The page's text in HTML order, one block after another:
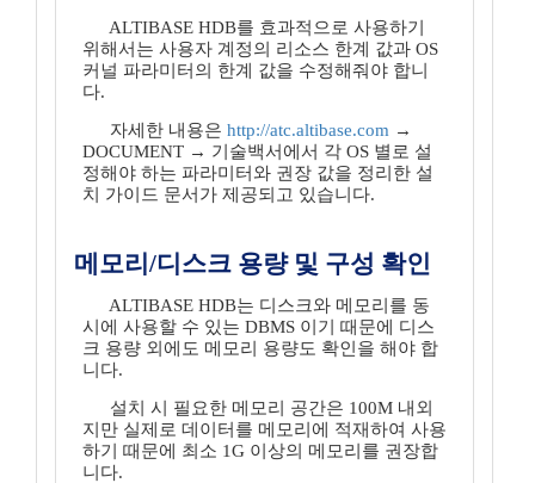
ALTIBASE HDB를 효과적으로 사용하기
위해서는 사용자 계정의 리소스 한계 값과 OS
커널 파라미터의 한계 값을 수정해줘야 합니
다.
자세한 내용은 http://atc.altibase.com →
DOCUMENT → 기술백서에서 각 OS 별로 설
정해야 하는 파라미터와 권장 값을 정리한 설
치 가이드 문서가 제공되고 있습니다.
메모리/디스크 용량 및 구성 확인
ALTIBASE HDB는 디스크와 메모리를 동
시에 사용할 수 있는 DBMS 이기 때문에 디스
크 용량 외에도 메모리 용량도 확인을 해야 합
니다.
설치 시 필요한 메모리 공간은 100M 내외
지만 실제로 데이터를 메모리에 적재하여 사용
하기 때문에 최소 1G 이상의 메모리를 권장합
니다.